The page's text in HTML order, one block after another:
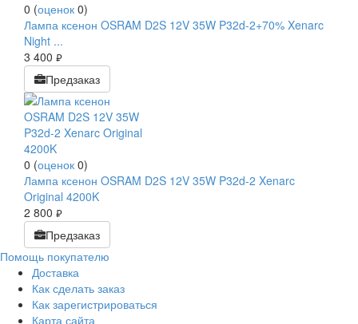
0 (оценок 0)
Лампа ксенон OSRAM D2S 12V 35W P32d-2+70% Xenarc
Night ...
3 400 руб.
Предзаказ
0 (оценок 0)
Лампа ксенон OSRAM D2S 12V 35W P32d-2 Xenarc
Original 4200K
2 800 руб.
Предзаказ
Помощь покупателю
Доставка
Как сделать заказ
Как зарегистрироваться
Карта сайта